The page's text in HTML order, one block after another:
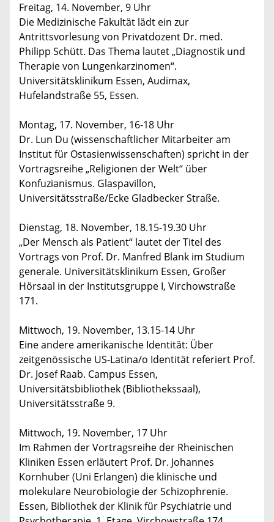
Freitag, 14. November, 9 Uhr
Die Medizinische Fakultät lädt ein zur
Antrittsvorlesung von Privatdozent Dr. med.
Philipp Schütt. Das Thema lautet „Diagnostik und
Therapie von Lungenkarzinomen“.
Universitätsklinikum Essen, Audimax,
Hufelandstraße 55, Essen.
Montag, 17. November, 16-18 Uhr
Dr. Lun Du (wissenschaftlicher Mitarbeiter am
Institut für Ostasienwissenschaften) spricht in der
Vortragsreihe „Religionen der Welt“ über
Konfuzianismus. Glaspavillon,
Universitätsstraße/Ecke Gladbecker Straße.
Dienstag, 18. November, 18.15-19.30 Uhr
„Der Mensch als Patient“ lautet der Titel des
Vortrags von Prof. Dr. Manfred Blank im Studium
generale. Universitätsklinikum Essen, Großer
Hörsaal in der Institutsgruppe I, Virchowstraße
171.
Mittwoch, 19. November, 13.15-14 Uhr
Eine andere amerikanische Identität: Über
zeitgenössische US-Latina/o Identität referiert Prof.
Dr. Josef Raab. Campus Essen,
Universitätsbibliothek (Bibliothekssaal),
Universitätsstraße 9.
Mittwoch, 19. November, 17 Uhr
Im Rahmen der Vortragsreihe der Rheinischen
Kliniken Essen erläutert Prof. Dr. Johannes
Kornhuber (Uni Erlangen) die klinische und
molekulare Neurobiologie der Schizophrenie.
Essen, Bibliothek der Klinik für Psychiatrie und